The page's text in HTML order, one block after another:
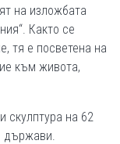
на изложбата
Както се
тя е посветена на
към живота,
скулптура на 62
държави.